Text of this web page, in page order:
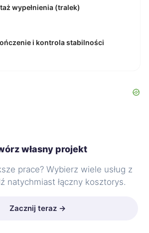
wypełnienia (tralek)
i kontrola stabilności
własny projekt
prace? Wybierz wiele usług z
natychmiast łączny kosztorys.
Zacznij teraz →